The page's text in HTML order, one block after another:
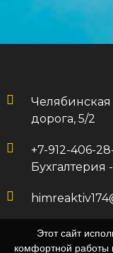
Челябинская
дорога, 5/2
+7-912-406-
Бухгалтерия
Этот сайт
комфортной работы